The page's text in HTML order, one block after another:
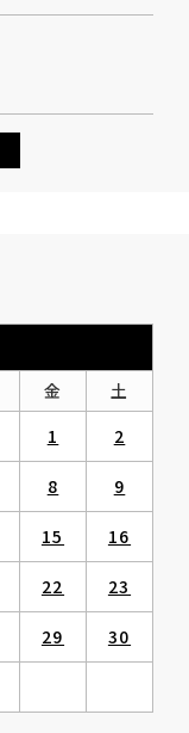
金
土
1
2
8 9
15 16
22 23
29 30